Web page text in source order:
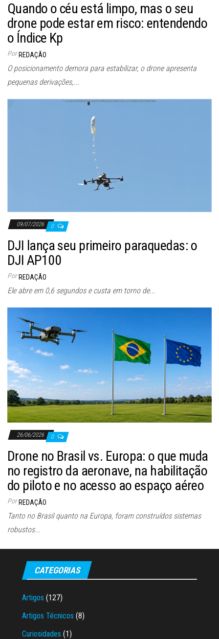
Quando o céu está limpo, mas o seu
drone pode estar em risco: entendendo
o Índice Kp
Por REDAÇÃO
O posicionamento demora para estabilizar, o drone apresenta
pequenas derivações,...
09/07/2026 0
DJI lança seu primeiro paraquedas: o
DJI AP100
Por REDAÇÃO
Ele abre em 0,6 segundos e custa em torno de...
26/06/2026 0
Drone no Brasil vs. Europa: o que muda
no registro da aeronave, na habilitação
do piloto e no acesso ao espaço aéreo
Por REDAÇÃO
Tanto no Brasil quanto na Europa, foram construídos sistemas
robustos...
CATEGORIAS
Artigos (127)
Artigos Técnicos (8)
Curiosidades (1)